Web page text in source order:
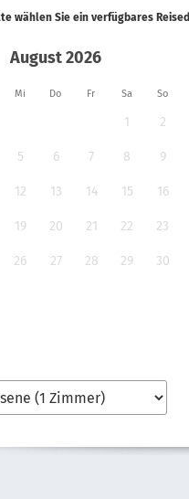
wählen Sie ein verfügbares
Mi Do Fr Sa So
August 2026
1 2
5 6 7 8 9
12 13 14 15 16
19 20 21 22 23
26 27 28 29 30